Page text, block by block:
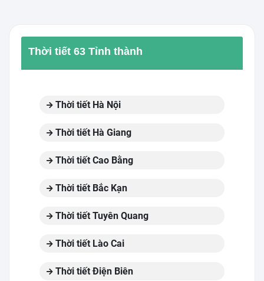
Thời tiết 63 Tỉnh thành
Thời tiết Hà Nội
Thời tiết Hà Giang
Thời tiết Cao Bằng
Thời tiết Bắc Kạn
Thời tiết Tuyên Quang
Thời tiết Lào Cai
Thời tiết Điện Biên